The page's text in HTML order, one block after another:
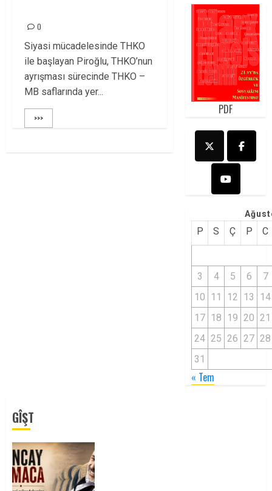
0
Siyasi mücadelesinde THKO
ile başlayan Piroğlu, THKO’nun
ayrışması sürecinde THKO –
MB saflarında yer...
>>>
PDF
P S Ç P C
3 4 5 6
7
10 11 12 13
14
17 18 19 20 21
24 25 26 27 28
31
« Tem
GÎŞT